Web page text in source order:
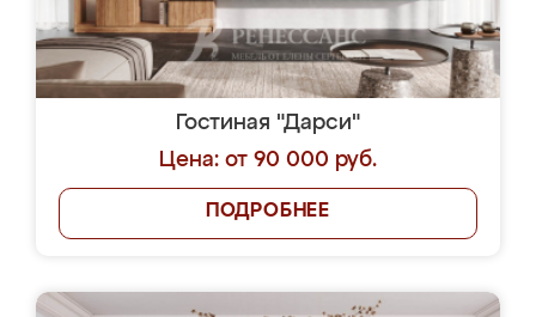
Гостиная "Дарси"
Цена: от 90 000 руб.
ПОДРОБНЕЕ